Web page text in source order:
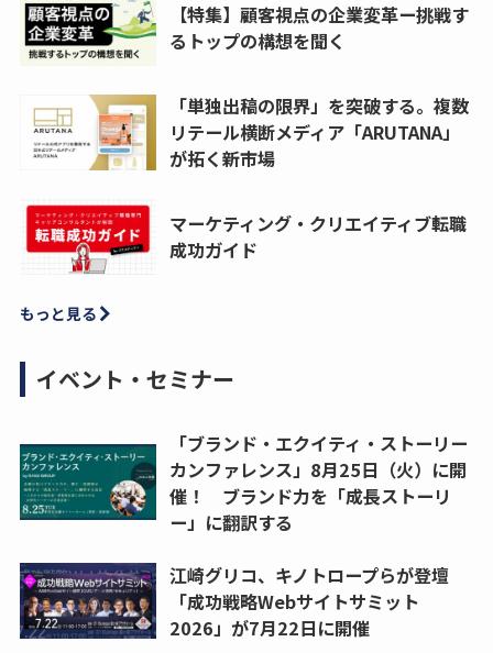
【特集】顧客視点の企業変革ー挑戦す
るトップの構想を聞く
「単独出稿の限界」を突破する。複数
リテール横断メディア「ARUTANA」
が拓く新市場
マーケティング・クリエイティブ転職
成功ガイド
もっと見る
イベント・セミナー
「ブランド・エクイティ・ストーリー
カンファレンス」8月25日（火）に開
催！ ブランド力を「成長ストーリ
ー」に翻訳する
江崎グリコ、キノトロープらが登壇
「成功戦略Webサイトサミット
2026」が7月22日に開催